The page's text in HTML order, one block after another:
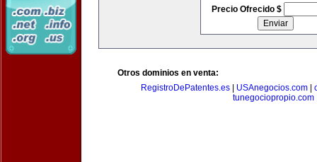
Precio Ofrecido $
Otros dominios en venta:
RegistroDePatentes.es
USAnegocios.com
tunegociopropio.com